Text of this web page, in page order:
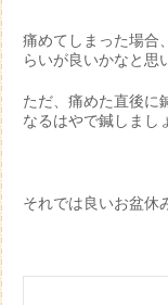
痛めてしまった場合
らいが良いかなと思
ただ、痛めた直後に
なるはやで鍼しまし
それでは良いお盆休